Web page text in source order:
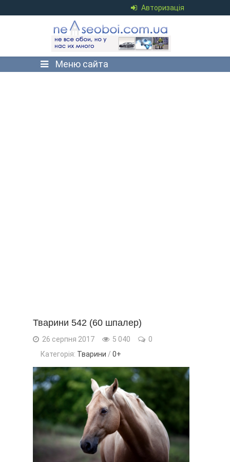
Авторизація
Меню сайта
Тварини 542 (60 шпалер)
26 серпня 2017 5 040
0
Категорія: Тварини / 0+